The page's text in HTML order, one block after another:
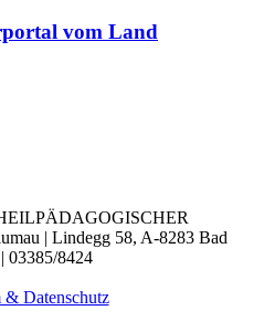
vom Land
| Lindegg 58, A-8283 Bad
03385/8424
& Datenschutz